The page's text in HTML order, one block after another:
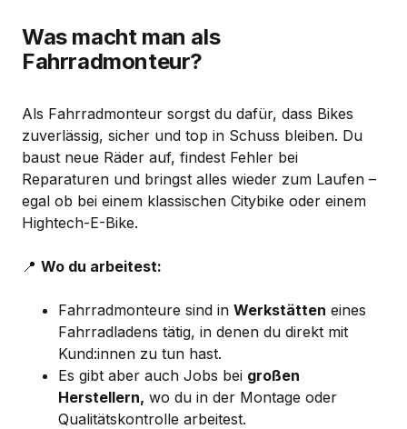
Was macht man als
Fahrradmonteur?
Als Fahrradmonteur sorgst du dafür, dass Bikes
zuverlässig, sicher und top in Schuss bleiben. Du
baust neue Räder auf, findest Fehler bei
Reparaturen und bringst alles wieder zum Laufen –
egal ob bei einem klassischen Citybike oder einem
Hightech-E-Bike.
📍 Wo du arbeitest:
Fahrradmonteure sind in Werkstätten eines
Fahrradladens tätig, in denen du direkt mit
Kund:innen zu tun hast.
Es gibt aber auch Jobs bei großen
Herstellern, wo du in der Montage oder
Qualitätskontrolle arbeitest.